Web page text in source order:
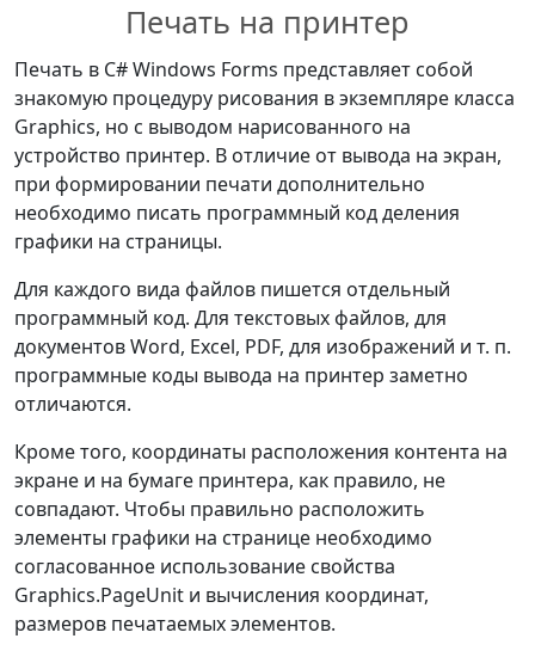
для шрифта
readonly
SolidBrush
_printColor = new(Color.Black);
...
}
Печать на принтер
Печать в C# Windows Forms представляет собой
знакомую процедуру рисования в экземпляре класса
Graphics, но с выводом нарисованного на
устройство принтер. В отличие от вывода на экран,
при формировании печати дополнительно
необходимо писать программный код деления
графики на страницы.
Для каждого вида файлов пишется отдельный
программный код. Для текстовых файлов, для
документов Word, Excel, PDF, для изображений и т. п.
программные коды вывода на принтер заметно
отличаются.
Кроме того, координаты расположения контента на
экране и на бумаге принтера, как правило, не
совпадают. Чтобы правильно расположить
элементы графики на странице необходимо
согласованное использование свойства
Graphics.PageUnit и вычисления координат,
размеров печатаемых элементов.